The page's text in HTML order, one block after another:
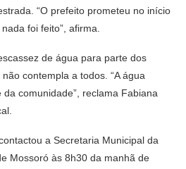
“O prefeito prometeu no início
foi feito”, afirma.
de água para parte dos
contempla a todos. “A água
comunidade”, reclama Fabiana
a Secretaria Municipal da
Mossoró às 8h30 da manhã de